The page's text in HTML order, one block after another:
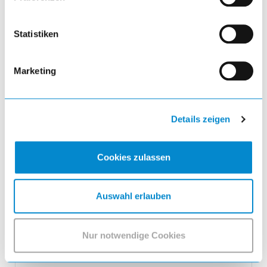
Statistiken
Marketing
Details zeigen
Cookies zulassen
Auswahl erlauben
Nur notwendige Cookies
Flügeltürschrank mit 2 Vollblech-Türen
Verstellböden RFID Lock Lichtblau RAL 5012